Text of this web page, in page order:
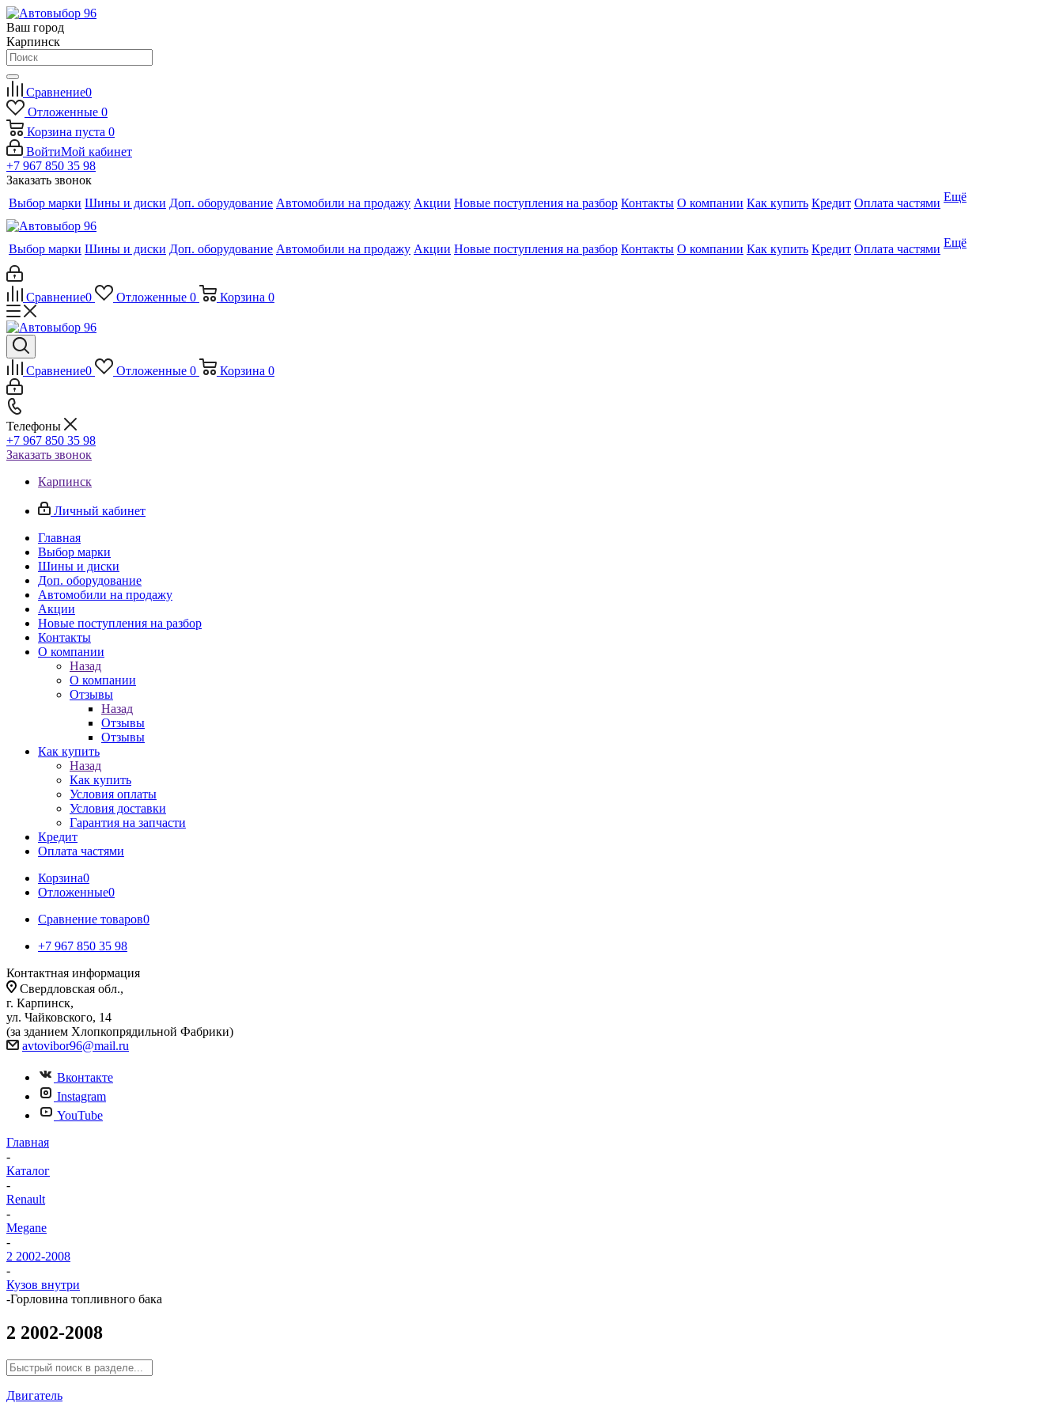
Ваш город
Карпинск
Сравнение0
Отложенные 0
Корзина пуста 0
ВойтиМой кабинет
+7 967 850 35 98
Заказать звонок
Выбор марки Шины и диски Доп. оборудование Автомобили на продажу Акции Новые поступления на разбор Контакты О компании Как купить Кредит Оплата частями Ещё
Выбор марки Шины и диски Доп. оборудование Автомобили на продажу Акции Новые поступления на разбор Контакты О компании Как купить Кредит Оплата частями Ещё
Сравнение0 Отложенные 0 Корзина 0
Сравнение0 Отложенные 0 Корзина 0
Телефоны
+7 967 850 35 98
Заказать звонок
Карпинск
Личный кабинет
Главная
Выбор марки
Шины и диски
Доп. оборудование
Автомобили на продажу
Акции
Новые поступления на разбор
Контакты
О компании
Назад
О компании
Отзывы
Назад
Отзывы
Отзывы
Как купить
Назад
Как купить
Условия оплаты
Условия доставки
Гарантия на запчасти
Кредит
Оплата частями
Корзина0
Отложенные0
Сравнение товаров0
+7 967 850 35 98
Контактная информация
Свердловская обл.,
г. Карпинск,
ул. Чайковского, 14
(за зданием Хлопкопрядильной Фабрики)
avtovibor96@mail.ru
Вконтакте
Instagram
YouTube
Главная
-
Каталог
-
Renault
-
Megane
-
2 2002-2008
-
Кузов внутри
-Горловина топливного бака
2 2002-2008
Двигатель